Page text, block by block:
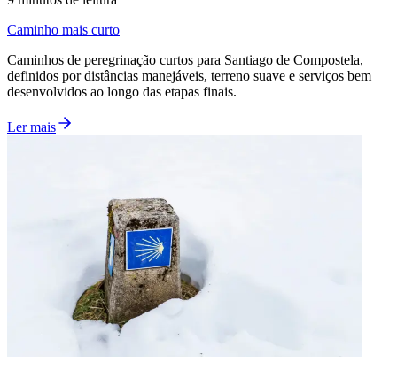
Caminho mais curto
Caminhos de peregrinação curtos para Santiago de Compostela,
definidos por distâncias manejáveis, terreno suave e serviços bem
desenvolvidos ao longo das etapas finais.
Ler mais